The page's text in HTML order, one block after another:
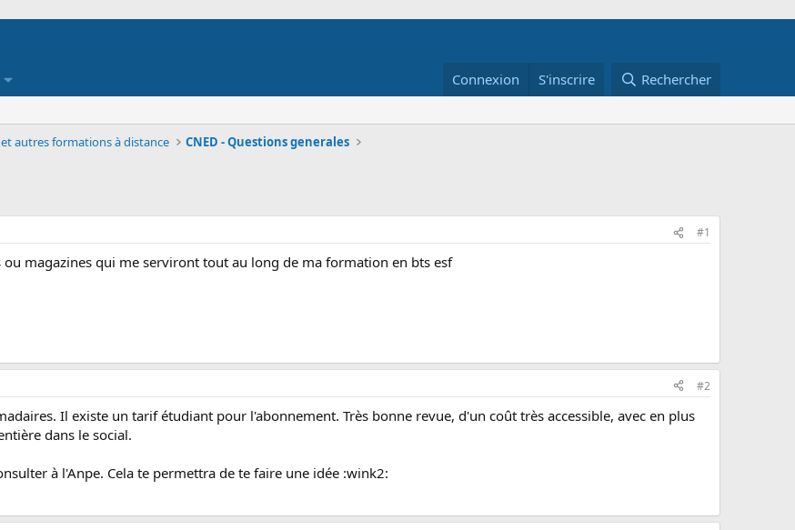
Connexion S'inscrire Rechercher
et autres formations à distance CNED - Questions generales
#1
magazines qui me serviront tout au long de ma formation en bts esf
#2
Il existe un tarif étudiant pour l'abonnement. Très bonne revue, d'un coût très accessible, avec en plus
dans le social.
à l'Anpe. Cela te permettra de te faire une idée :wink2: